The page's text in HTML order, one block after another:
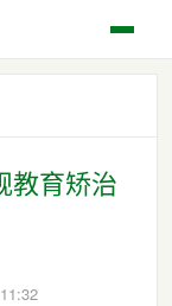
教育矫治